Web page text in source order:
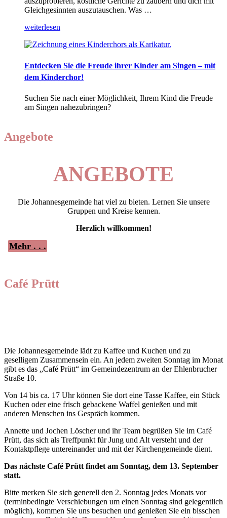
Gleichgesinnten auszutauschen. Was …
„Hast
Lust
kochen?“
weiterlesen
Entdecken Sie die Freude ihrer Kinder am Singen – mit
dem Kinderchor!
Suchen Sie nach einer Möglichkeit, Ihrem Kind die Freude
am Singen nahezubringen?
Angebote
ANGEBOTE
Die Johannesgemeinde hat viel zu bieten. Lernen Sie unsere
Gruppen und Kreise kennen.
Herzlich willkommen!
Mehr . . .
Café Prütt
Die Johannesgemeinde lädt zu Kaffee und Kuchen und zu
geselligem Zusammensein ein. An jedem zweiten Sonntag im Monat
gibt es das „Café Prütt“ im Gemeindezentrum an der Ehlenbrucher
Straße 10.
Von 14 bis ca. 17 Uhr können Sie dort eine Tasse Kaffee, ein Stück
Kuchen oder eine frisch gebackene Waffel genießen und mit
anderen Menschen ins Gespräch kommen.
Annette und Jochen Löscher und ihr Team begrüßen Sie im Café
Prütt, das sich als Treffpunkt für Jung und Alt versteht und der
Kontaktpflege untereinander und mit der Kirchengemeinde dient.
Das nächste Café Prütt findet am Sonntag, dem 13. September
statt.
Bitte merken Sie sich generell den 2. Sonntag jedes Monats vor
(terminbedingte Verschiebungen um einen Sonntag sind gelegentlich
möglich), kommen Sie uns besuchen und genießen Sie ein bisschen